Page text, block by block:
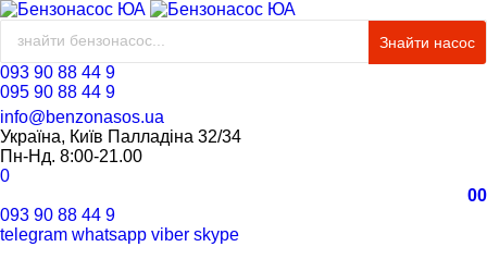
Знайти насос
093 90 88 44 9
095 90 88 44 9
info@benzonasos.ua
Україна, Київ Палладіна 32/34
Пн-Нд. 8:00-21.00
0
00
093 90 88 44 9
telegram whatsapp viber skype